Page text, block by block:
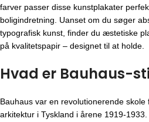
farver passer disse kunstplakater
boligindretning. Uanset om du søger
typografisk kunst, finder du æstetiske
på kvalitetspapir – designet til at holde.
Hvad er Bauhaus-
Bauhaus var en revolutionerende
arkitektur i Tyskland i årene 1919-